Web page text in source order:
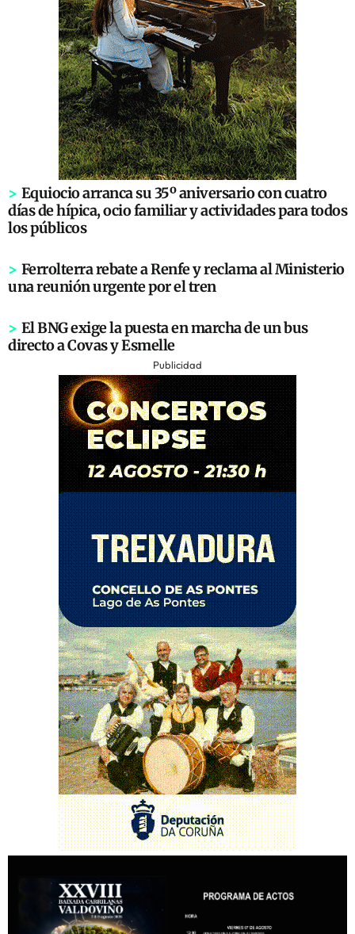
> Equiocio arranca su 35º aniversario con cuatro
días de hípica, ocio familiar y actividades para todos
los públicos
> Ferrolterra rebate a Renfe y reclama al Ministerio
una reunión urgente por el tren
> El BNG exige la puesta en marcha de un bus
directo a Covas y Esmelle
Publicidad